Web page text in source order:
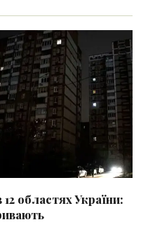
областях України: